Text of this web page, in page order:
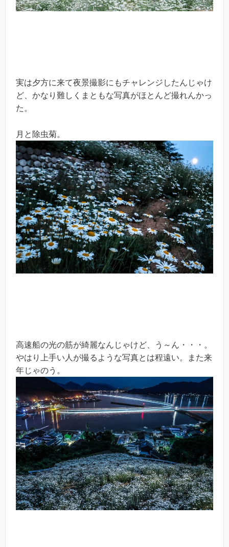
実は夕方に来て夜景撮影にもチャレンジしたんじゃけ
ど、かなり難しくまともな写真がほとんど撮れんかっ
た。
月と除虫菊。
高速船の光の筋が綺麗なんじゃけど、う～ん・・・。
やはり上手い人が撮るような写真とは程遠い。また来
年じゃのう。